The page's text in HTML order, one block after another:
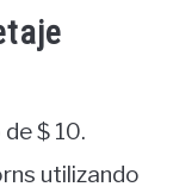
$ 10.
utilizando